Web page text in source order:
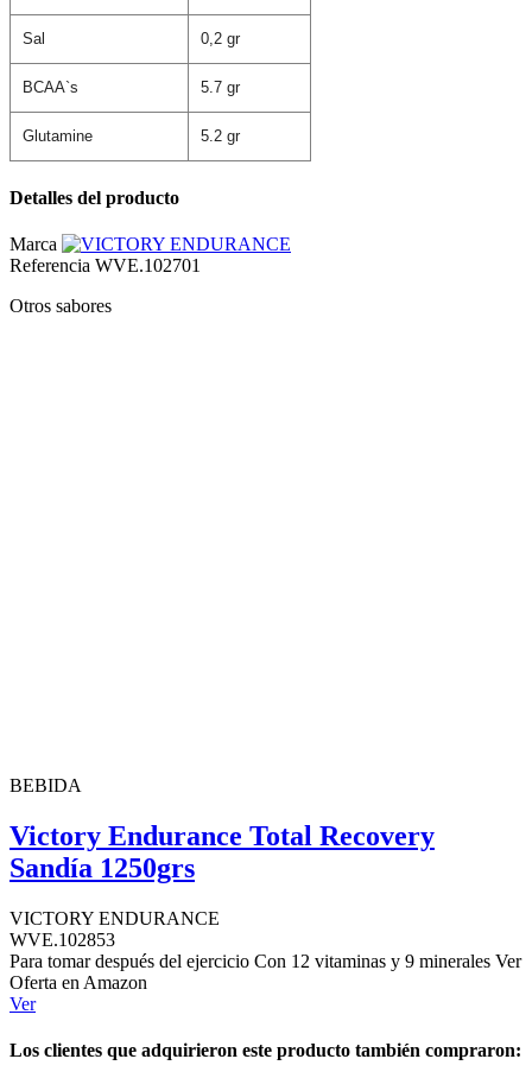
Sal 0,2 gr
BCAA`s 5.7 gr
Glutamine 5.2 gr
Detalles del producto
Marca
Referencia WVE.102701
Otros sabores
BEBIDA
Victory Endurance Total Recovery
Sandía 1250grs
VICTORY ENDURANCE
WVE.102853
Para tomar después del ejercicio Con 12 vitaminas y 9 minerales Ver
Oferta en Amazon
Ver
Los clientes que adquirieron este producto también compraron: